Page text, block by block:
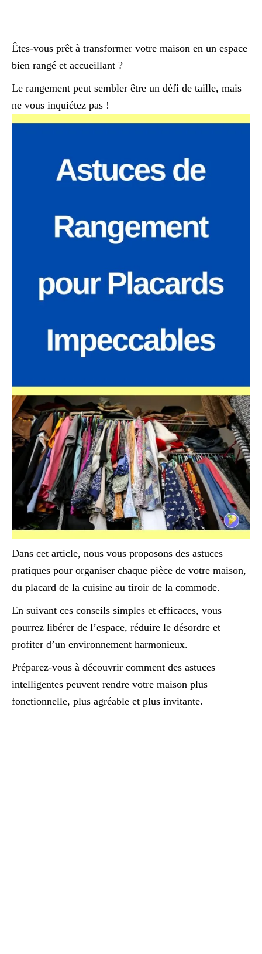
Êtes-vous prêt à transformer votre maison en un espace
bien rangé et accueillant ?
Le rangement peut sembler être un défi de taille, mais
ne vous inquiétez pas !
Dans cet article, nous vous proposons des astuces
pratiques pour organiser chaque pièce de votre maison,
du placard de la cuisine au tiroir de la commode.
En suivant ces conseils simples et efficaces, vous
pourrez libérer de l’espace, réduire le désordre et
profiter d’un environnement harmonieux.
Préparez-vous à découvrir comment des astuces
intelligentes peuvent rendre votre maison plus
fonctionnelle, plus agréable et plus invitante.